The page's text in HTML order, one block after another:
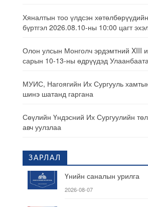
Хяналтын тоо үлдсэн
бүртгэл 2026.08.10-ны 10:00 цагт
Олон улсын Монголч эрдэмтний XIII
сарын 10-13-ны өдрүүдэд
МУИС, Нагоягийн Их Сургууль
шинэ шатанд гаргана
Сөүлийн Үндэсний Их Сургуулийн
авч уулзлаа
ЗАРЛАЛ
Үнийн саналын урилга
2026-08-07